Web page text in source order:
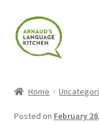
Skip
to
navigation
Skip
to
content
Home
Posted on February